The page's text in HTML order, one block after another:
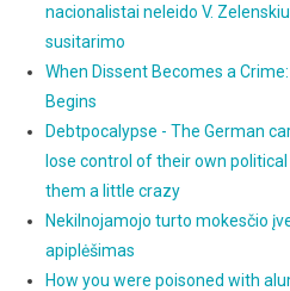
nacionalistai neleido V.
susitarimo
When Dissent Becomes a
Begins
Debtpocalypse - The German
lose control of their own
them a little crazy
Nekilnojamojo turto mokesčio
apiplėšimas
How you were poisoned with